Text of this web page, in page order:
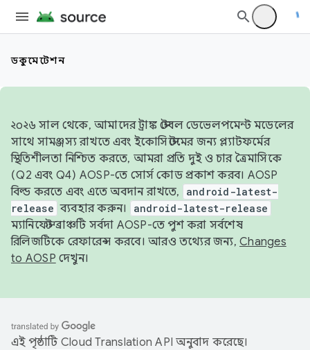
ডকুমেন্টেশন
২০২৬ সাল থেকে, আমাদের ট্রাঙ্ক স্টেবল ডেভেলপমেন্ট মডেলের
সাথে সামঞ্জস্য রাখতে এবং ইকোসিস্টেমের জন্য প্ল্যাটফর্মের
স্থিতিশীলতা নিশ্চিত করতে, আমরা প্রতি দুই ও চার ত্রৈমাসিকে
(Q2 এবং Q4) AOSP-তে সোর্স কোড প্রকাশ করব। AOSP
বিল্ড করতে এবং এতে অবদান রাখতে,
android-latest-
release ব্যবহার করুন। android-latest-release
ম্যানিফেস্ট ব্রাঞ্চটি সর্বদা AOSP-তে পুশ করা সর্বশেষ
রিলিজটিকে রেফারেন্স করবে। আরও তথ্যের জন্য, Changes
to AOSP দেখুন।
এই পৃষ্ঠাটি Cloud Translation API অনুবাদ করেছে।